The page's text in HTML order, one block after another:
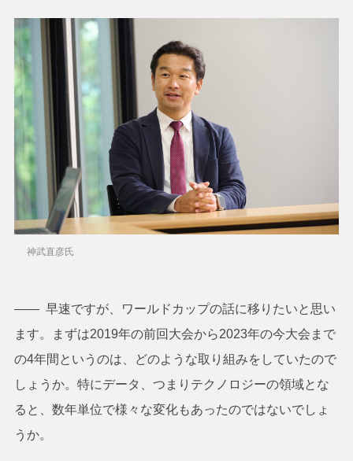
神武直彦氏
―― 早速ですが、ワールドカップの話に移りたいと思い
ます。まずは2019年の前回大会から2023年の今大会まで
の4年間というのは、どのような取り組みをしていたので
しょうか。特にデータ、つまりテクノロジーの領域とな
ると、数年単位で様々な変化もあったのではないでしょ
うか。